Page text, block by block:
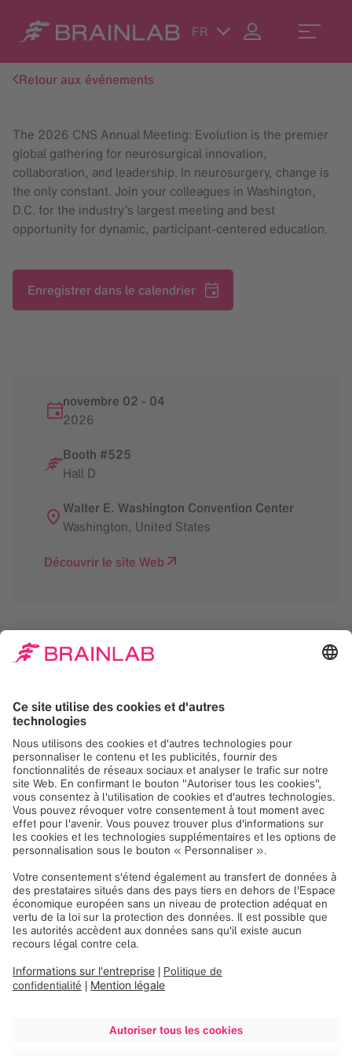
FR
Retour aux événements
The 2026 CNS Annual Meeting: Evolution is the premier
global gathering for neurosurgical innovation,
collaboration, and leadership. In neurosurgery, change is
the only constant. Join your colleagues in Washington,
D.C. for the industry’s largest meeting and best
opportunity for dynamic, participant-centered education.
Enregistrer dans le calendrier
novembre 02 - 04
2026
Booth #525
Hall D
Walter E. Washington Convention Center
Washington, United States
Découvrir le site Web
votre consentement
pour charger le service
Google Maps!
Nous utilisons Google Maps, pour intégrer du
contenu susceptible de collecter des
données sur votre activité. Veuillez vérifier les
détails et accepter le service pour voir ce
contenu.
Plus d'information
Accepter
Management
See you at CNS |
Booth #525